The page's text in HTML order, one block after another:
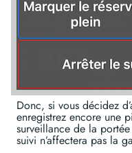
Donc, si vous décidez
enregistrez encore une
surveillance de la
suivi n’affectera pas la